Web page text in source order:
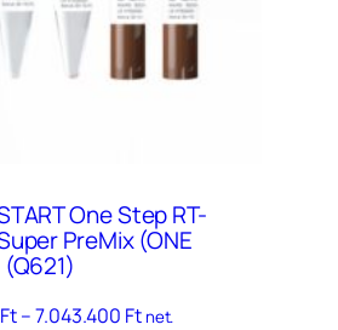
One Step RT-
PreMix (ONE
Ft–7.043.400 FtÁrtartomány:
net.